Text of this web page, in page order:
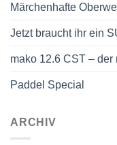
Märchenhafte
Jetzt braucht ihr ein
mako 12.6 CST –
Paddel Special
ARCHIV